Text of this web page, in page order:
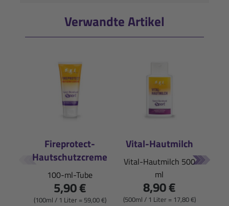
Verwandte Artikel
Fireprotect-
Hautschutzcreme
100-ml-Tube
5,90 €
(100ml / 1 Liter = 59,00 €)
Vital-Hautmilch
Vital-Hautmilch 500
ml
8,90 €
(500ml / 1 Liter = 17,80 €)